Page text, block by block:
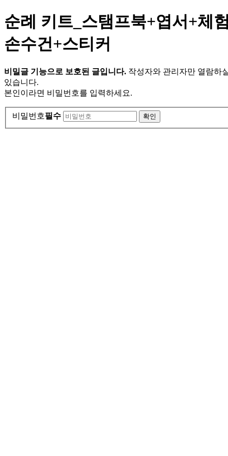
순례 키트_스탬프북+엽서+체
손수건+스티커
비밀글 기능으로 보호된 글입니다. 작성자와 관리자만 열람하
있습니다.
본인이라면 비밀번호를 입력하세요.
비밀번호필수